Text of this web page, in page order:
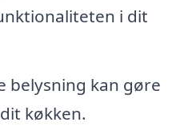
i dit
belysning kan gøre
køkken.